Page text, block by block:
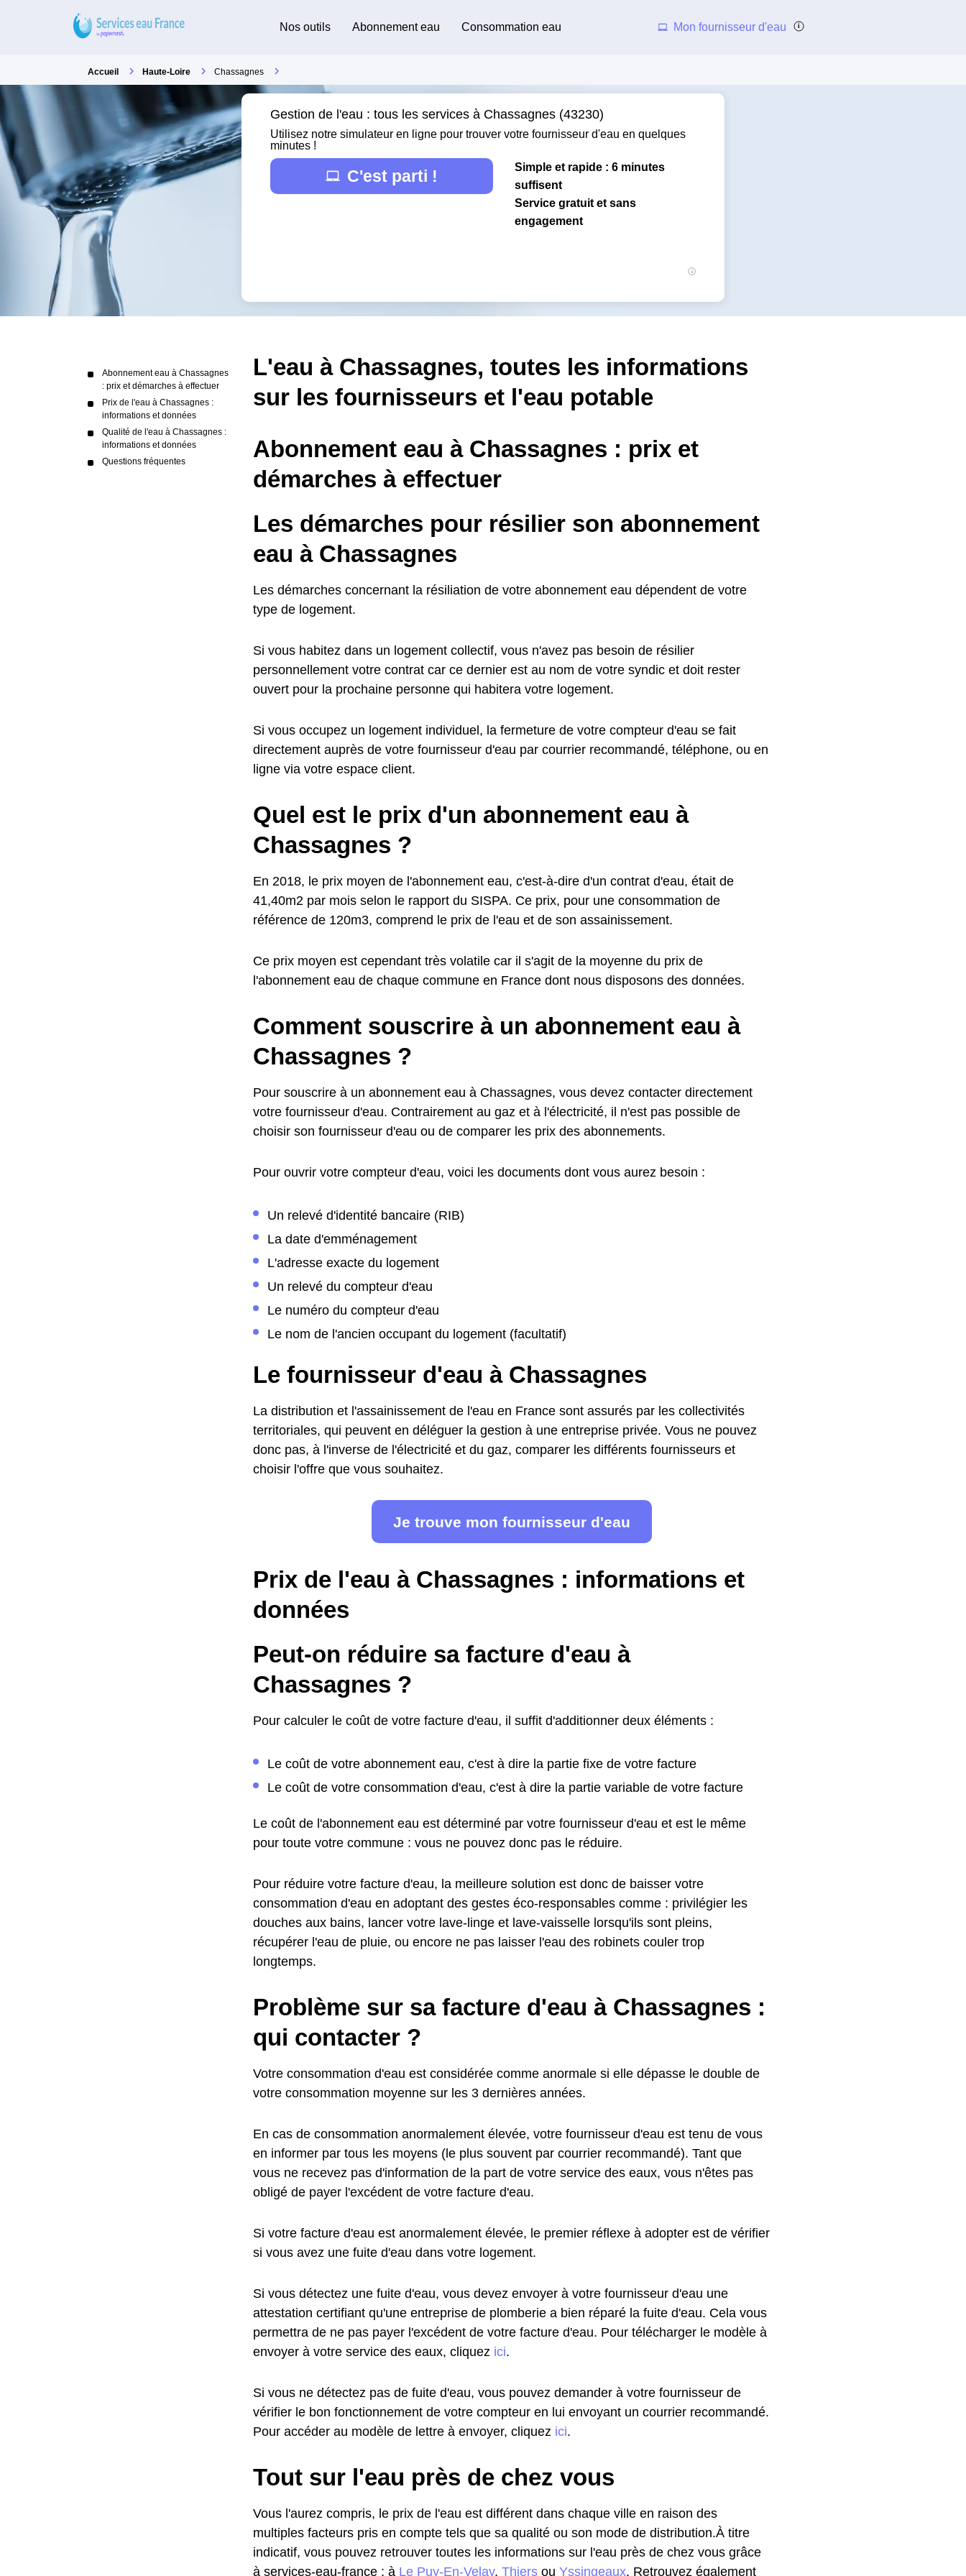
Nos outils Abonnement eau Consommation eau Mon fournisseur d'eau
Accueil Haute-Loire Chassagnes
Gestion de l'eau : tous les services à Chassagnes (43230)
Utilisez notre simulateur en ligne pour trouver votre fournisseur d'eau en quelques
minutes !
C'est parti !
Simple et rapide : 6 minutes
suffisent
Service gratuit et sans
engagement
Abonnement eau à Chassagnes
: prix et démarches à effectuer
Prix de l'eau à Chassagnes :
informations et données
Qualité de l'eau à Chassagnes :
informations et données
Questions fréquentes
L'eau à Chassagnes, toutes les informations
sur les fournisseurs et l'eau potable
Abonnement eau à Chassagnes : prix et
démarches à effectuer
Les démarches pour résilier son abonnement
eau à Chassagnes
Les démarches concernant la résiliation de votre abonnement eau dépendent de votre
type de logement.
Si vous habitez dans un logement collectif, vous n'avez pas besoin de résilier
personnellement votre contrat car ce dernier est au nom de votre syndic et doit rester
ouvert pour la prochaine personne qui habitera votre logement.
Si vous occupez un logement individuel, la fermeture de votre compteur d'eau se fait
directement auprès de votre fournisseur d'eau par courrier recommandé, téléphone, ou en
ligne via votre espace client.
Quel est le prix d'un abonnement eau à
Chassagnes ?
En 2018, le prix moyen de l'abonnement eau, c'est-à-dire d'un contrat d'eau, était de
41,40m2 par mois selon le rapport du SISPA. Ce prix, pour une consommation de
référence de 120m3, comprend le prix de l'eau et de son assainissement.
Ce prix moyen est cependant très volatile car il s'agit de la moyenne du prix de
l'abonnement eau de chaque commune en France dont nous disposons des données.
Comment souscrire à un abonnement eau à
Chassagnes ?
Pour souscrire à un abonnement eau à Chassagnes, vous devez contacter directement
votre fournisseur d'eau. Contrairement au gaz et à l'électricité, il n'est pas possible de
choisir son fournisseur d'eau ou de comparer les prix des abonnements.
Pour ouvrir votre compteur d'eau, voici les documents dont vous aurez besoin :
Un relevé d'identité bancaire (RIB)
La date d'emménagement
L'adresse exacte du logement
Un relevé du compteur d'eau
Le numéro du compteur d'eau
Le nom de l'ancien occupant du logement (facultatif)
Le fournisseur d'eau à Chassagnes
La distribution et l'assainissement de l'eau en France sont assurés par les collectivités
territoriales, qui peuvent en déléguer la gestion à une entreprise privée. Vous ne pouvez
donc pas, à l'inverse de l'électricité et du gaz, comparer les différents fournisseurs et
choisir l'offre que vous souhaitez.
Je trouve mon fournisseur d'eau
Prix de l'eau à Chassagnes : informations et
données
Peut-on réduire sa facture d'eau à
Chassagnes ?
Pour calculer le coût de votre facture d'eau, il suffit d'additionner deux éléments :
Le coût de votre abonnement eau, c'est à dire la partie fixe de votre facture
Le coût de votre consommation d'eau, c'est à dire la partie variable de votre facture
Le coût de l'abonnement eau est déterminé par votre fournisseur d'eau et est le même
pour toute votre commune : vous ne pouvez donc pas le réduire.
Pour réduire votre facture d'eau, la meilleure solution est donc de baisser votre
consommation d'eau en adoptant des gestes éco-responsables comme : privilégier les
douches aux bains, lancer votre lave-linge et lave-vaisselle lorsqu'ils sont pleins,
récupérer l'eau de pluie, ou encore ne pas laisser l'eau des robinets couler trop
longtemps.
Problème sur sa facture d'eau à Chassagnes :
qui contacter ?
Votre consommation d'eau est considérée comme anormale si elle dépasse le double de
votre consommation moyenne sur les 3 dernières années.
En cas de consommation anormalement élevée, votre fournisseur d'eau est tenu de vous
en informer par tous les moyens (le plus souvent par courrier recommandé). Tant que
vous ne recevez pas d'information de la part de votre service des eaux, vous n'êtes pas
obligé de payer l'excédent de votre facture d'eau.
Si votre facture d'eau est anormalement élevée, le premier réflexe à adopter est de vérifier
si vous avez une fuite d'eau dans votre logement.
Si vous détectez une fuite d'eau, vous devez envoyer à votre fournisseur d'eau une
attestation certifiant qu'une entreprise de plomberie a bien réparé la fuite d'eau. Cela vous
permettra de ne pas payer l'excédent de votre facture d'eau. Pour télécharger le modèle à
envoyer à votre service des eaux, cliquez ici.
Si vous ne détectez pas de fuite d'eau, vous pouvez demander à votre fournisseur de
vérifier le bon fonctionnement de votre compteur en lui envoyant un courrier recommandé.
Pour accéder au modèle de lettre à envoyer, cliquez ici.
Tout sur l'eau près de chez vous
Vous l'aurez compris, le prix de l'eau est différent dans chaque ville en raison des
multiples facteurs pris en compte tels que sa qualité ou son mode de distribution.À titre
indicatif, vous pouvez retrouver toutes les informations sur l'eau près de chez vous grâce
à services-eau-france : à Le Puy-En-Velay, Thiers ou Yssingeaux. Retrouvez également